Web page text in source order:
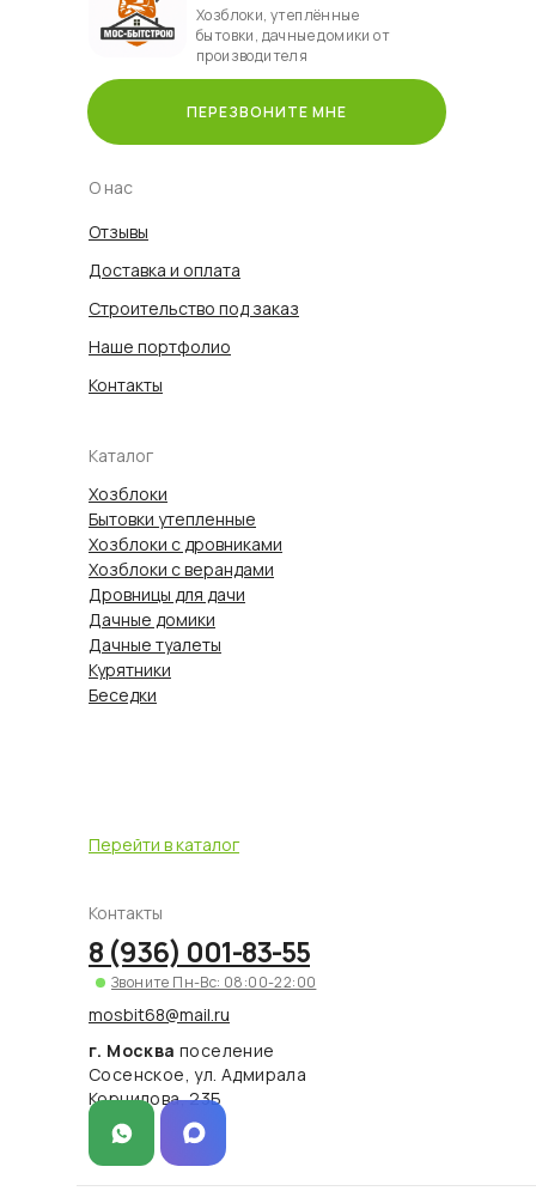
г. Москва поселение
Сосенское, ул. Адмирала
Корнилова, 23Б
Хозблоки, утеплённые
бытовки, дачные домики от
производителя
8 (936) 001-83-55
Звоните Пн-Вс: 08:00-22:00
ПЕРЕЗВОНИТЕ МНЕ
mosbit68@mail.ru
Контакты
Каталог
Перейти в каталог
Хозблоки
Бытовки утепленные
Хозблоки с дровниками
Хозблоки с верандами
Дровницы для дачи
Дачные домики
Дачные туалеты
Курятники
Беседки
О нас
Контакты
Наше портфолио
Строительство под заказ
Доставка и оплата
Отзывы